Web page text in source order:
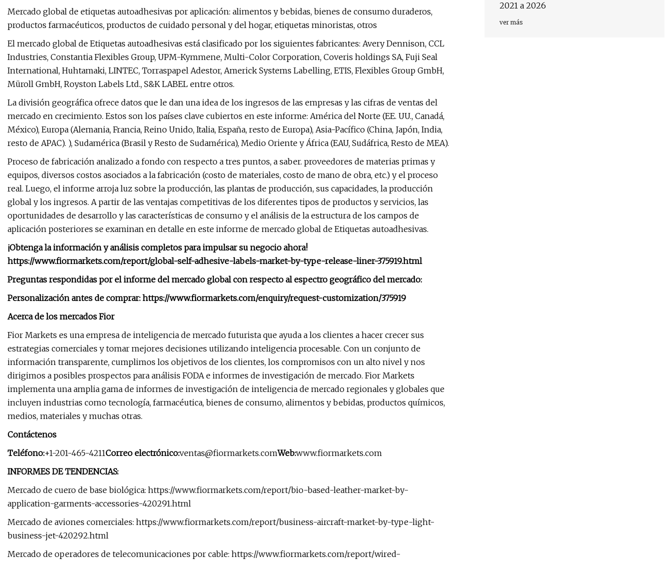
Mercado global de etiquetas autoadhesivas por aplicación: alimentos y bebidas, bienes de consumo duraderos,
productos farmacéuticos, productos de cuidado personal y del hogar, etiquetas minoristas, otros
El mercado global de Etiquetas autoadhesivas está clasificado por los siguientes fabricantes: Avery Dennison, CCL
Industries, Constantia Flexibles Group, UPM-Kymmene, Multi-Color Corporation, Coveris holdings SA, Fuji Seal
International, Huhtamaki, LINTEC, Torraspapel Adestor, Americk Systems Labelling, ETIS, Flexibles Group GmbH,
Müroll GmbH, Royston Labels Ltd., S&K LABEL entre otros.
La división geográfica ofrece datos que le dan una idea de los ingresos de las empresas y las cifras de ventas del
mercado en crecimiento. Estos son los países clave cubiertos en este informe: América del Norte (EE. UU., Canadá,
México), Europa (Alemania, Francia, Reino Unido, Italia, España, resto de Europa), Asia-Pacífico (China, Japón, India,
resto de APAC). ), Sudamérica (Brasil y Resto de Sudamérica), Medio Oriente y África (EAU, Sudáfrica, Resto de MEA).
Proceso de fabricación analizado a fondo con respecto a tres puntos, a saber. proveedores de materias primas y
equipos, diversos costos asociados a la fabricación (costo de materiales, costo de mano de obra, etc.) y el proceso
real. Luego, el informe arroja luz sobre la producción, las plantas de producción, sus capacidades, la producción
global y los ingresos. A partir de las ventajas competitivas de los diferentes tipos de productos y servicios, las
oportunidades de desarrollo y las características de consumo y el análisis de la estructura de los campos de
aplicación posteriores se examinan en detalle en este informe de mercado global de Etiquetas autoadhesivas.
¡Obtenga la información y análisis completos para impulsar su negocio ahora!
https://www.fiormarkets.com/report/global-self-adhesive-labels-market-by-type-release-liner-375919.html
Preguntas respondidas por el informe del mercado global con respecto al espectro geográfico del mercado:
Personalización antes de comprar: https://www.fiormarkets.com/enquiry/request-customization/375919
Acerca de los mercados Fior
Fior Markets es una empresa de inteligencia de mercado futurista que ayuda a los clientes a hacer crecer sus
estrategias comerciales y tomar mejores decisiones utilizando inteligencia procesable. Con un conjunto de
información transparente, cumplimos los objetivos de los clientes, los compromisos con un alto nivel y nos
dirigimos a posibles prospectos para análisis FODA e informes de investigación de mercado. Fior Markets
implementa una amplia gama de informes de investigación de inteligencia de mercado regionales y globales que
incluyen industrias como tecnología, farmacéutica, bienes de consumo, alimentos y bebidas, productos químicos,
medios, materiales y muchas otras.
Contáctenos
Teléfono:+1-201-465-4211Correo electrónico:ventas@fiormarkets.comWeb:www.fiormarkets.com
INFORMES DE TENDENCIAS:
Mercado de cuero de base biológica: https://www.fiormarkets.com/report/bio-based-leather-market-by-
application-garments-accessories-420291.html
Mercado de aviones comerciales: https://www.fiormarkets.com/report/business-aircraft-market-by-type-light-
business-jet-420292.html
Mercado de operadores de telecomunicaciones por cable: https://www.fiormarkets.com/report/wired-
2021 a 2026
ver más